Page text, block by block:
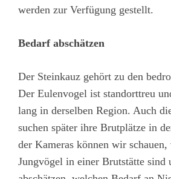
werden zur Verfügung gestellt.
Bedarf abschätzen
Der Steinkauz gehört zu den
Der Eulenvogel ist standorttreu
lang in derselben Region. Auch
suchen später ihre Brutplätze in
der Kameras können wir
Jungvögel in einer Brutstätte sind